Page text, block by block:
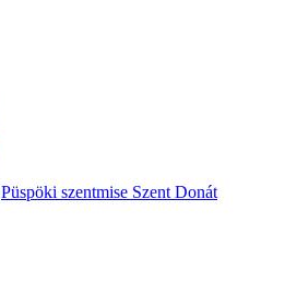
Püspöki szentmise Szent Donát